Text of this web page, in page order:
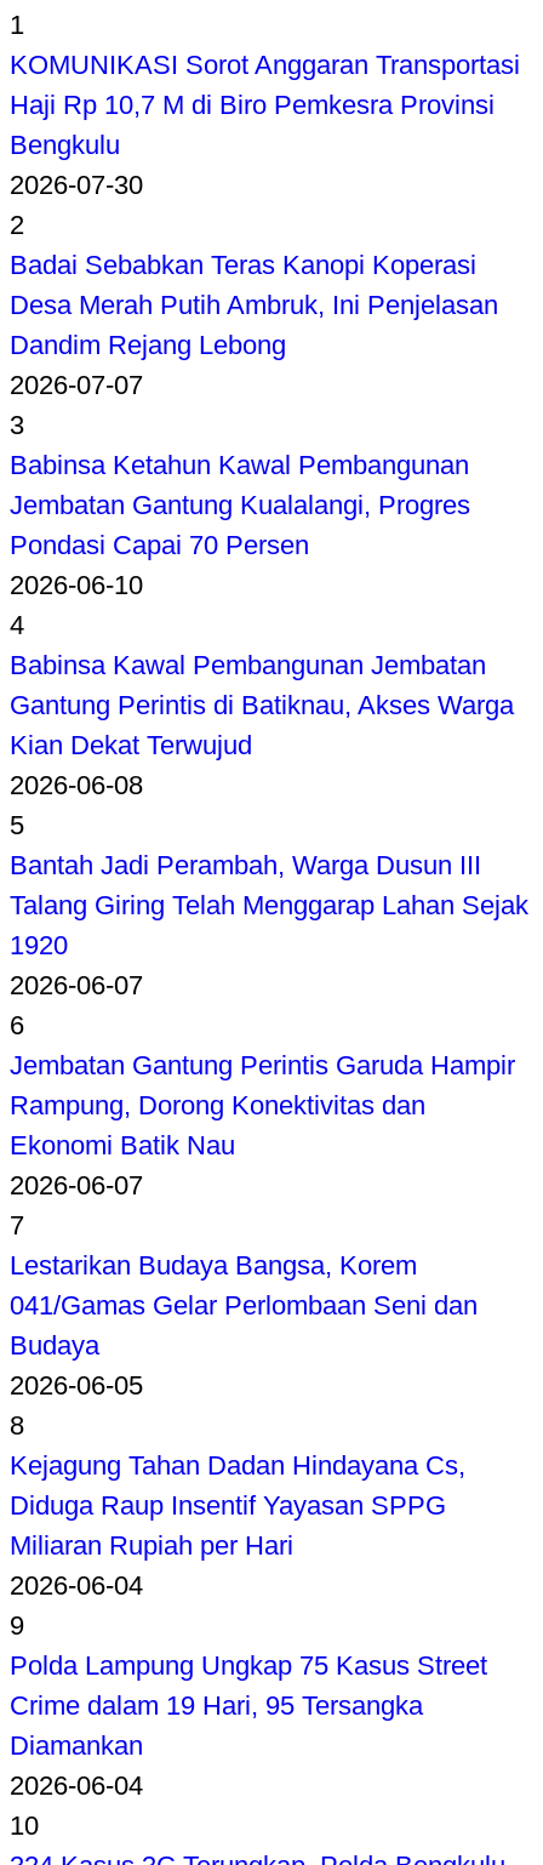
1
KOMUNIKASI Sorot Anggaran Transportasi
Haji Rp 10,7 M di Biro Pemkesra Provinsi
Bengkulu
2026-07-30
2
Badai Sebabkan Teras Kanopi Koperasi
Desa Merah Putih Ambruk, Ini Penjelasan
Dandim Rejang Lebong
2026-07-07
3
Babinsa Ketahun Kawal Pembangunan
Jembatan Gantung Kualalangi, Progres
Pondasi Capai 70 Persen
2026-06-10
4
Babinsa Kawal Pembangunan Jembatan
Gantung Perintis di Batiknau, Akses Warga
Kian Dekat Terwujud
2026-06-08
5
Bantah Jadi Perambah, Warga Dusun III
Talang Giring Telah Menggarap Lahan Sejak
1920
2026-06-07
6
Jembatan Gantung Perintis Garuda Hampir
Rampung, Dorong Konektivitas dan
Ekonomi Batik Nau
2026-06-07
7
Lestarikan Budaya Bangsa, Korem
041/Gamas Gelar Perlombaan Seni dan
Budaya
2026-06-05
8
Kejagung Tahan Dadan Hindayana Cs,
Diduga Raup Insentif Yayasan SPPG
Miliaran Rupiah per Hari
2026-06-04
9
Polda Lampung Ungkap 75 Kasus Street
Crime dalam 19 Hari, 95 Tersangka
Diamankan
2026-06-04
10